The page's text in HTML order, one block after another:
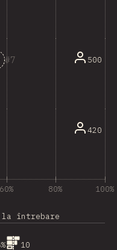
7 500
420
60% 80% 100%
la întrebare
10